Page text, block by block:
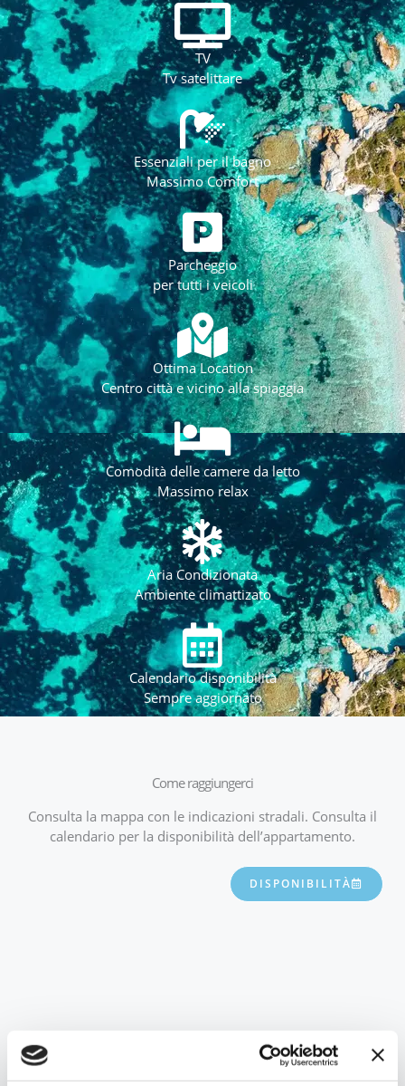
TV
Tv satelittare
Essenziali per il bagno
Massimo Comfort
Parcheggio
per tutti i veicoli
Ottima Location
Centro città e vicino alla spiaggia
Comodità delle camere da letto
Massimo relax
Aria Condizionata
Ambiente climattizato
Calendario disponibilità
Sempre aggiornato
Come raggiungerci
Consulta la mappa con le indicazioni stradali. Consulta il
calendario per la disponibilità dell’appartamento.
DISPONIBILITÀ